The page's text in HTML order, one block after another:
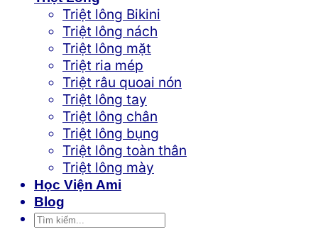
Triệt lông Bikini
Triệt lông nách
Triệt lông mặt
Triệt ria mép
Triệt râu quoai nón
Triệt lông tay
Triệt lông chân
Triệt lông bụng
Triệt lông toàn thân
Triệt lông mày
Học Viện Ami
Blog